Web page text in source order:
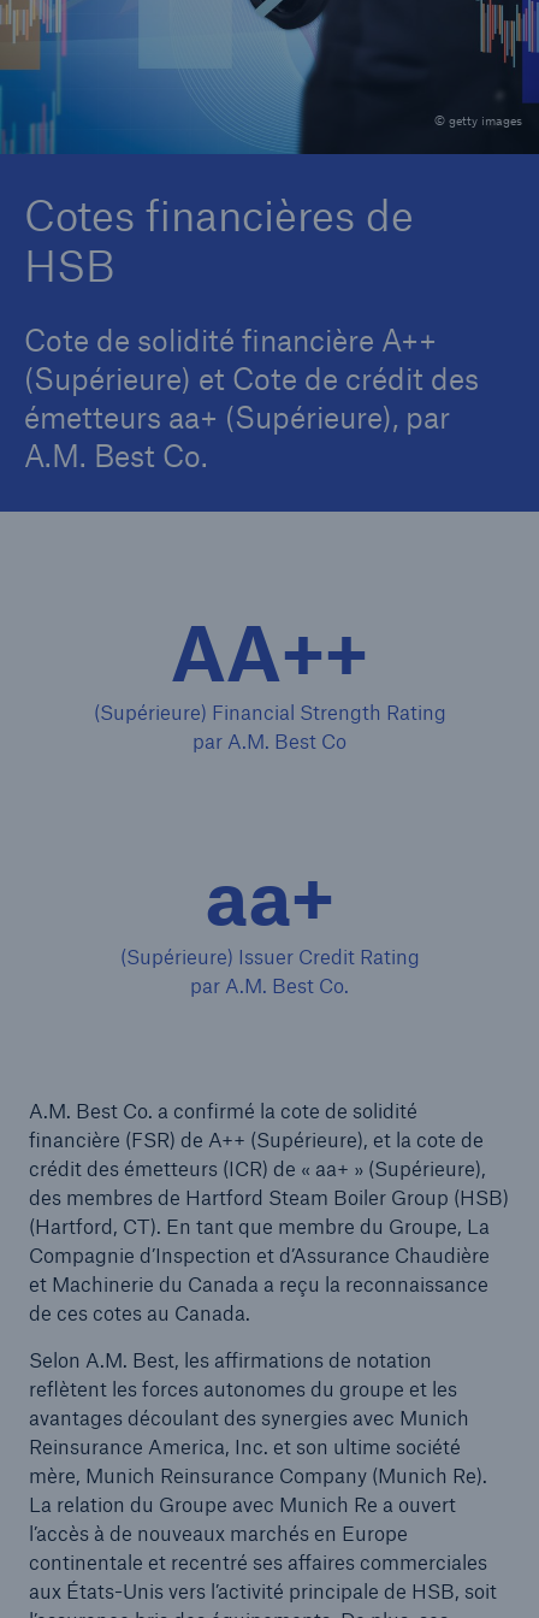
© getty images
Cotes financières de
HSB
Cote de solidité financière A++
(Supérieure) et Cote de crédit des
émetteurs aa+ (Supérieure), par
A.M. Best Co.
AA++
(Supérieure) Financial Strength Rating
par A.M. Best Co
aa+
(Supérieure) Issuer Credit Rating
par A.M. Best Co.
A.M. Best Co. a confirmé la cote de solidité
financière (FSR) de A++ (Supérieure), et la cote de
crédit des émetteurs (ICR) de « aa+ » (Supérieure),
des membres de Hartford Steam Boiler Group (HSB)
(Hartford, CT). En tant que membre du Groupe, La
Compagnie d’Inspection et d’Assurance Chaudière
et Machinerie du Canada a reçu la reconnaissance
de ces cotes au Canada.
Selon A.M. Best, les affirmations de notation
reflètent les forces autonomes du groupe et les
avantages découlant des synergies avec Munich
Reinsurance America, Inc. et son ultime société
mère, Munich Reinsurance Company (Munich Re).
La relation du Groupe avec Munich Re a ouvert
l’accès à de nouveaux marchés en Europe
continentale et recentré ses affaires commerciales
aux États-Unis vers l’activité principale de HSB, soit
Carrières
Contactez-nous
Nouvelles